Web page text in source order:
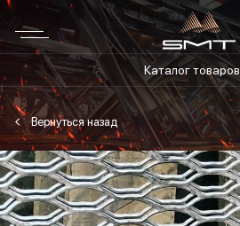
Каталог товаров